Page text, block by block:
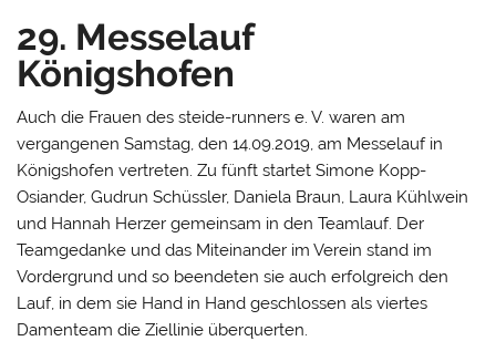
29. Messelauf
Königshofen
Auch die Frauen des steide-runners e. V. waren am
vergangenen Samstag, den 14.09.2019, am Messelauf in
Königshofen vertreten. Zu fünft startet Simone Kopp-
Osiander, Gudrun Schüssler, Daniela Braun, Laura Kühlwein
und Hannah Herzer gemeinsam in den Teamlauf. Der
Teamgedanke und das Miteinander im Verein stand im
Vordergrund und so beendeten sie auch erfolgreich den
Lauf, in dem sie Hand in Hand geschlossen als viertes
Damenteam die Ziellinie überquerten.